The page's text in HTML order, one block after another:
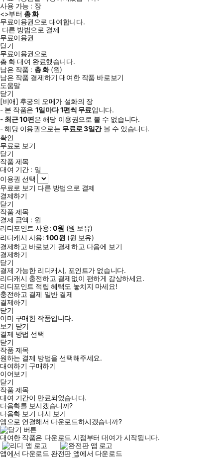
사용 가능 : 장
<>부터 총화
무료이용권으로 대여합니다.
다른 방법으로 결제
무료이용권
닫기
무료이용권으로
총 화대여 완료했습니다.
남은 작품 : 총화(원)
남은 작품 결제하기 대여한 작품 바로보기
도움말
닫기
[비애] 후궁의 오메가 설화의 장
- 본 작품은 1일마다1편씩 무료입니다.
- 최근10편은 해당 이용권으로 볼 수 없습니다.
- 해당 이용권으로는 무료로3일간볼 수 있습니다.
확인
무료로 보기
닫기
작품 제목
대여 기간 : 일
이용권 선택
무료로 보기 다른 방법으로 결제
결제하기
닫기
작품 제목
결제 금액 : 원
리디포인트 사용: 0원 (원 보유)
리디캐시 사용:100원 (원 보유)
결제하고 바로보기 결제하고 다음에 보기
결제하기
닫기
결제 가능한 리디캐시, 포인트가 없습니다.
리디캐시 충전하고 결제없이 편하게 감상하세요.
리디포인트 적립 혜택도 놓치지 마세요!
충전하고 결제 일반 결제
결제하기
닫기
이미 구매한 작품입니다.
보기 닫기
결제 방법 선택
닫기
작품 제목
원하는 결제 방법을 선택해주세요.
대여하기 구매하기
이어보기
닫기
작품 제목
대여 기간이 만료되었습니다.
다음화를 보시겠습니까?
다음화 보기 다시 보기
앱으로 연결해서 다운로드하시겠습니까?
대여한 작품은 다운로드 시점부터 대여가 시작됩니다.
앱에서 다운로드 완전판 앱에서 다운로드